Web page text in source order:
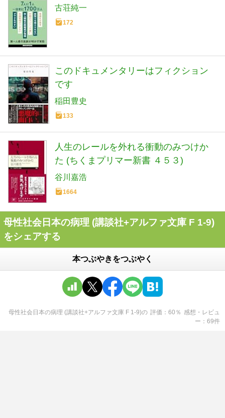
古荘純一
172
このドキュメンタリーはフィクション
です
稲田豊史
133
人生のレールを外れる衝動のみつけか
た (ちくまプリマー新書 ４５３)
谷川嘉浩
1664
母性社会日本の病理 (講談社+アルファ文庫 F 1-9)
をシェアする
本つぶやきをつぶやく
母性社会日本の病理 (講談社+アルファ文庫 F 1-9)の 評価 60 ％ 感想・レビュ
ー
69件